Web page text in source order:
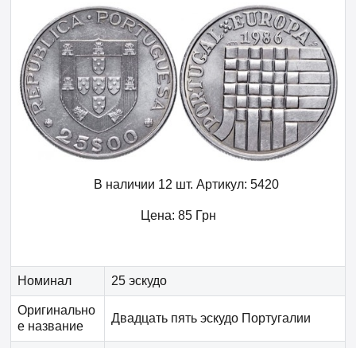
В наличии 12 шт. Артикул: 5420
Цена: 85 Грн
Номинал 25 эскудо
Оригинально
е название
Двадцать пять эскудо Португалии